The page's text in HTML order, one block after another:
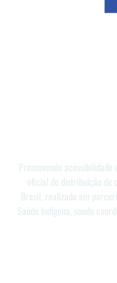
Promovendo
oficial de distribuição de
Brasil, realizado em
Saúde Indígena, sendo